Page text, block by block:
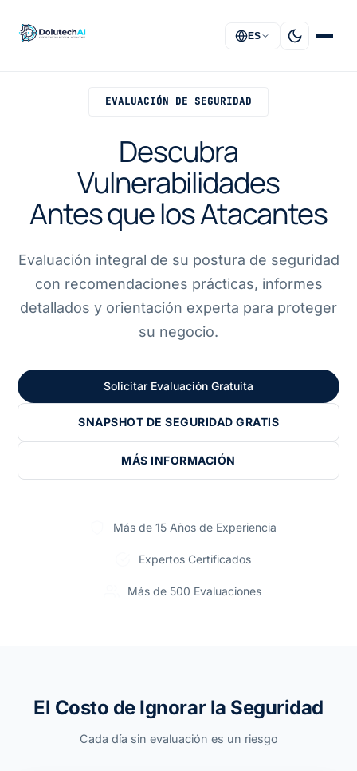
INICIO
SOLUCIONES
SERVICIOS
ACERCA DE
FAQ
CONTACTO
ES
EVALUACIÓN DE SEGURIDAD
Descubra
Vulnerabilidades
Antes que los Atacantes
Evaluación integral de su postura de seguridad
con recomendaciones prácticas, informes
detallados y orientación experta para proteger
su negocio.
Solicitar Evaluación Gratuita
SNAPSHOT DE SEGURIDAD GRATIS
MÁS INFORMACIÓN
Más de 15 Años de Experiencia
Expertos Certificados
Más de 500 Evaluaciones
El Costo de Ignorar la Seguridad
Cada día sin evaluación es un riesgo